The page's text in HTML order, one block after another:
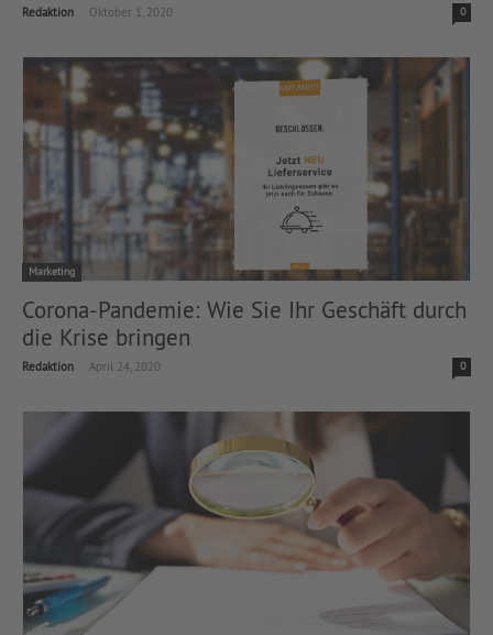
Redaktion Oktober 1, 2020 0
Marketing
Corona-Pandemie: Wie Sie Ihr Geschäft durch
die Krise bringen
Redaktion April 24, 2020 0